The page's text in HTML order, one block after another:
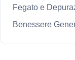
Fegato e
Benessere